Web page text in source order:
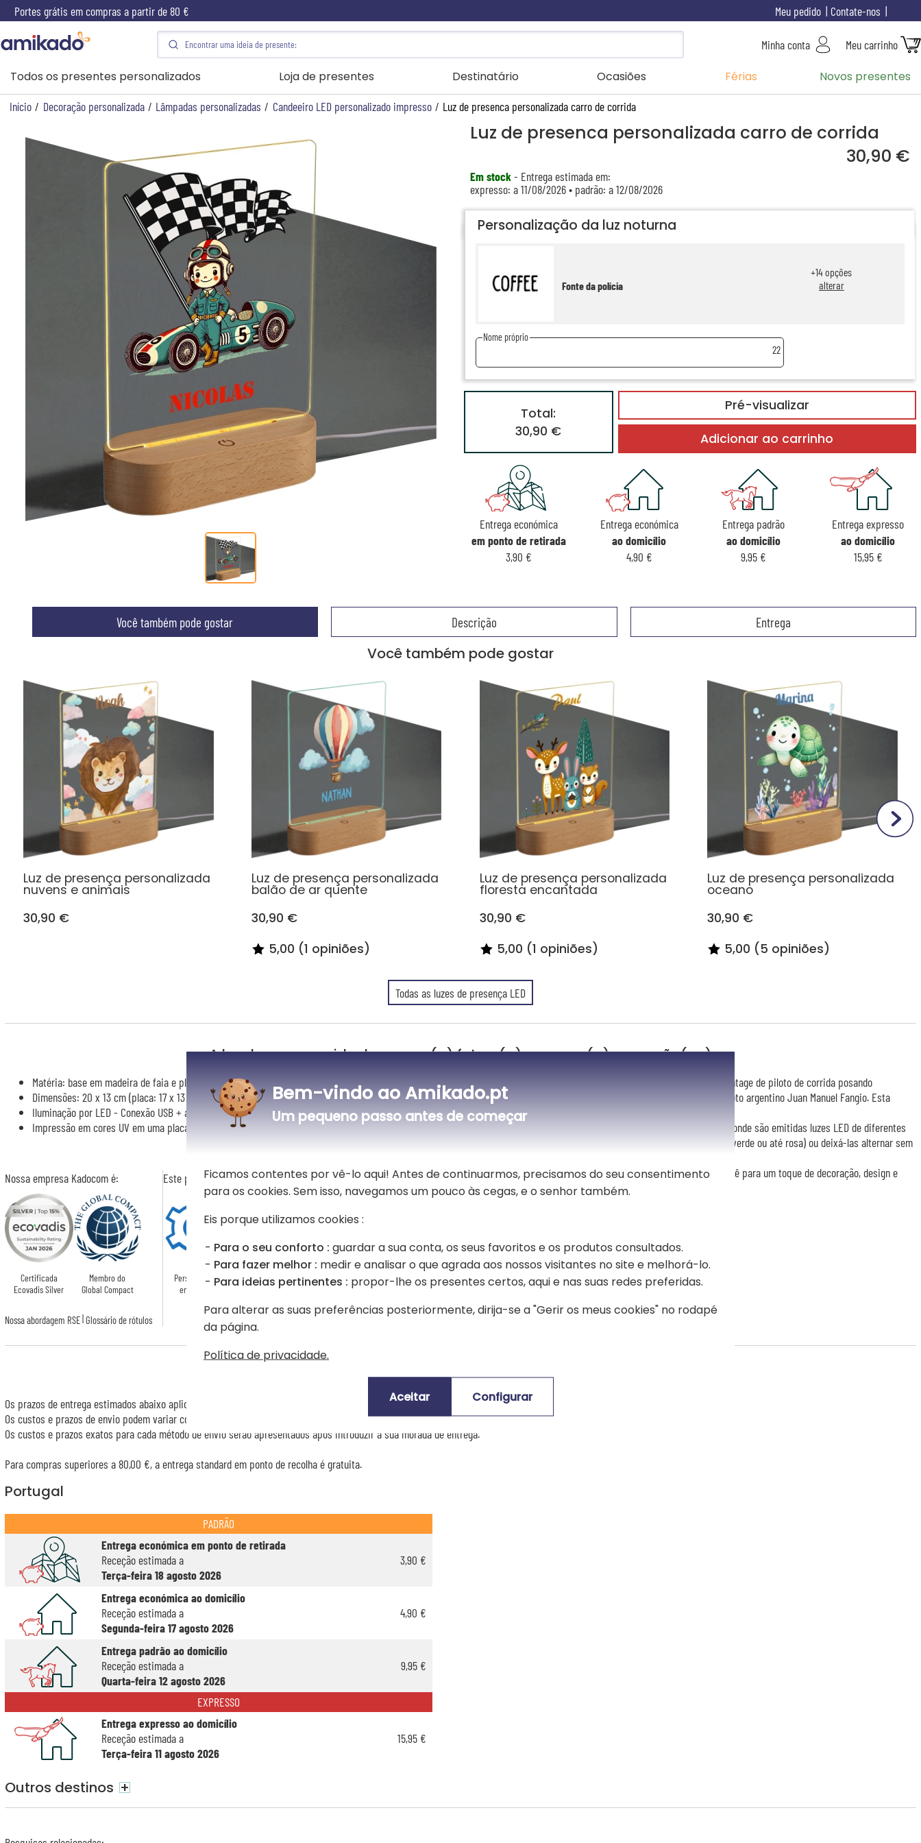
Portes grátis em compras a partir de 80 € Contate-nos
Meu pedido
Minha conta Meu carrinho
Todos os presentes personalizados Loja de presentes Destinatário Ocasiões Férias Novos presentes
Início / Decoração personalizada / Lâmpadas personalizadas / Candeeiro LED personalizado impresso / Luz de presenca personalizada carro de corrida
Luz de presenca personalizada carro de corrida
30,90 €
Em stock- Entrega estimada em:
expresso: a 11/08/2026 • padrão: a 12/08/2026
Personalização da luz noturna
Fonte da polícia
+14opções
alterar
Nome próprio
22
Pré-visualizar
Total:
30,90 €
Adicionar ao carrinho
Entrega económica
em ponto de retirada
3,90 €
Entrega económica
ao domicílio
4,90 €
Entrega padrão
ao domicílio
9,95 €
Entrega expresso
ao domicílio
15,95 €
Você também pode gostar Descrição Entrega
Você também pode gostar
Luz de presença personalizada
nuvens e animais
30,90 €
Luz de presença personalizada
balão de ar quente
30,90 €
5,00 (1 opiniões)
Luz de presença personalizada
floresta encantada
30,90 €
5,00 (1 opiniões)
Luz de presença personalizada
oceano
30,90 €
5,00 (5 opiniões)
Todas as luzes de presença LED
A luz de presença ideal para um(a) futuro(a) pequeno(a) campeão(na)
Matéria: base em madeira de faia e placa em plexiglas
Dimensões: 20 x 13 cm (placa: 17 x 13 cm)
Iluminação por LED - Conexão USB + adaptador de tomada
Impressão em cores UV em uma placa de plexiglas da sua personalização
Nossa empresa Kadocom é:
Certificada
Ecovadis Silver
Membro do
Global Compact
Nossa abordagem RSE|Glossário de rótulos
Este presente é
Personalizado
em França
A lâmpada personalizada Fórmula 1 é decorada com um padrão vintage de piloto de corrida posando
orgulhosamente diante do seu lindo carro que lembra o ilustre piloto argentino Juan Manuel Fangio. Esta
ilustração é acompanhada do primeiro nome da criança.
A moldura está fixada em uma bonita base de madeira de faia de onde são emitidas luzes LED de diferentes
cores. Você pode fixar a cor da luz de sua escolha (amarela, azul, verde ou até rosa) ou deixá-las alternar sem
Um presente muito bonito para oferecer a uma criança ou um bebê para um toque de decoração, design e
pessoal em seu quarto.
Prazos de entrega e custos de envio
Os prazos de entrega estimados abaixo aplicam-se a encomendas pagas por Cartão de Crédito ou PayPal.
Os custos e prazos de envio podem variar consoante a sua localização (zonas remotas ou isoladas) e o peso da encomenda (número de artigos encomendados).
Os custos e prazos exatos para cada método de envio serão apresentados após introduzir a sua morada de entrega.
Para compras superiores a 80,00 €, a entrega standard em ponto de recolha é gratuita.
Portugal
PADRÃO
Entrega económica em ponto de retirada
Receção estimada a
Terça-feira 18 agosto 2026
3,90 €
Entrega económica ao domicílio
Receção estimada a
Segunda-feira 17 agosto 2026
4,90 €
Entrega padrão ao domicílio
Receção estimada a
Quarta-feira 12 agosto 2026
9,95 €
EXPRESSO
Entrega expresso ao domicílio
Receção estimada a
Terça-feira 11 agosto 2026
15,95 €
Outros destinos +
Bem-vindo ao Amikado.pt
Um pequeno passo antes de começar
Ficamos contentes por vê-lo aqui! Antes de continuarmos, precisamos do seu consentimento
para os cookies. Sem isso, navegamos um pouco às cegas, e o senhor também.
Eis porque utilizamos cookies :
Para o seu conforto : guardar a sua conta, os seus favoritos e os produtos consultados.
Para fazer melhor : medir e analisar o que agrada aos nossos visitantes no site e melhorá-lo.
Para ideias pertinentes : propor-lhe os presentes certos, aqui e nas suas redes preferidas.
Para alterar as suas preferências posteriormente, dirija-se a "Gerir os meus cookies" no rodapé
da página.
Política de privacidade.
Aceitar Configurar